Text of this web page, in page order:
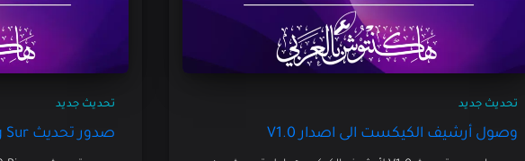
تحديث جديد
صدور تحديث V2.9-Big Sur لشرح تثبيت الهاكنتوش
تحديث جديد
وصول أرشيف الكيكست الى اصدار V1.0